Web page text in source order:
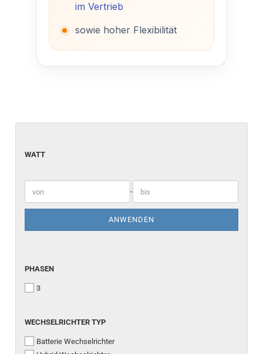
im Vertrieb
sowie hoher Flexibilität
WATT
WATT
-
ANWENDEN
PHASEN
PHASEN
3
WECHSELRICHTER TYP
WECHSELRICHTER TYP
Batterie Wechselrichter